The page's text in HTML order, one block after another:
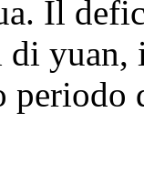
Il
periodo